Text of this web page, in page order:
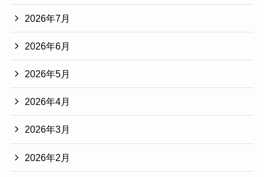
2026年7月
2026年6月
2026年5月
2026年4月
2026年3月
2026年2月